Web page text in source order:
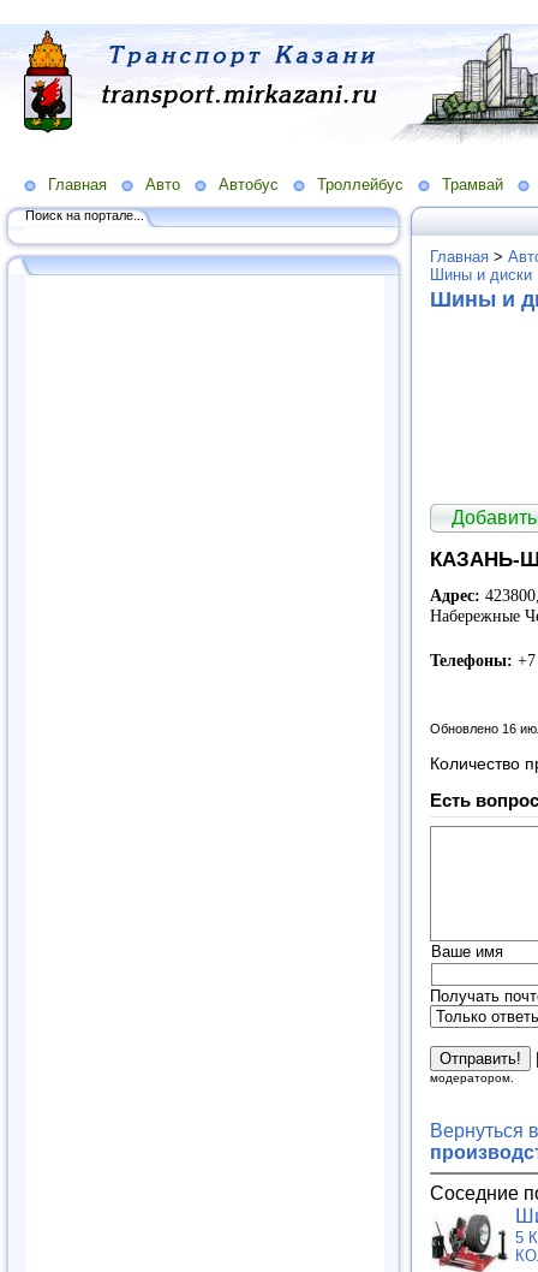
Главная Авто Автобус Троллейбус Трамвай
Поиск на портале...
Главная >
Шины и диски
Шины и
КАЗАНЬ-
Адрес:
Набережные
Телефоны:
Обновлено 16
Количество
Есть
Ваше имя
Получать
модератором.
Вернуться
Соседние
5